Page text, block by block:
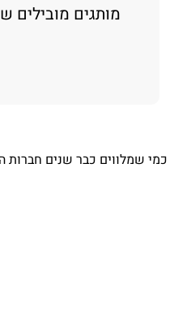
מותגים מובילים
שמלווים כבר שנים חברות